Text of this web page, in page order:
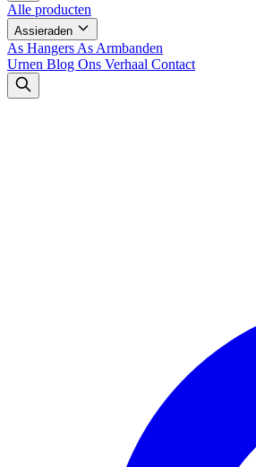
Alle producten
Assieraden
As Hangers As Armbanden
Urnen Blog Ons Verhaal Contact